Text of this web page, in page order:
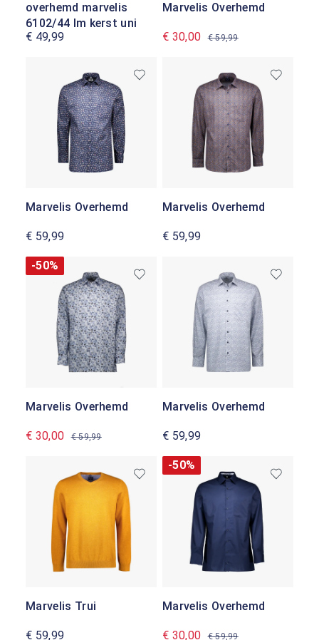
overhemd marvelis
6102/44 lm kerst uni
€ 49,99
Marvelis Overhemd
€ 30,00 € 59,99
Marvelis Overhemd
€ 59,99
Marvelis Overhemd
€ 59,99
-50%
Marvelis Overhemd
€ 30,00 € 59,99
Marvelis Overhemd
€ 59,99
Marvelis Trui
€ 59,99
-50%
Marvelis Overhemd
€ 30,00 € 59,99